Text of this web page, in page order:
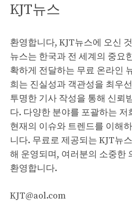
KJT뉴스
환영합니다, KJT뉴스에 오신
뉴스는 한국과 전 세계의 중요
확하게 전달하는 무료 온라인
희는 진실성과 객관성을 최우
투명한 기사 작성을 통해 신뢰
다. 다양한 분야를 포괄하는 저
현재의 이슈와 트렌드를 이해
니다. 무료로 제공되는 KJT뉴
해 운영되며, 여러분의 소중한
환영합니다.
KJT@aol.com